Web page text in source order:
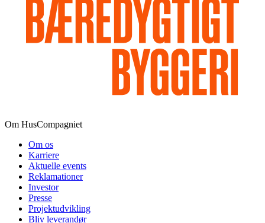
Om HusCompagniet
Om os
Karriere
Aktuelle events
Reklamationer
Investor
Presse
Projektudvikling
Bliv leverandør